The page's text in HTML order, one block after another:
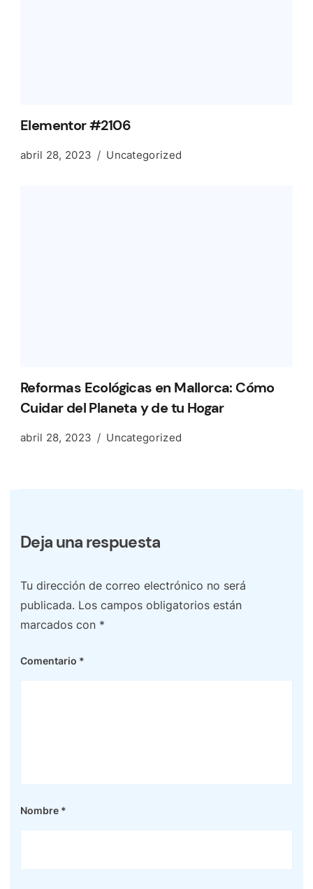
Elementor #2106
abril 28, 2023 Uncategorized
Reformas Ecológicas en Mallorca: Cómo
Cuidar del Planeta y de tu Hogar
abril 28, 2023 Uncategorized
Deja una respuesta
Tu dirección de correo electrónico no será
publicada. Los campos obligatorios están
marcados con *
Comentario *
Nombre *